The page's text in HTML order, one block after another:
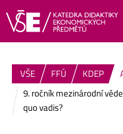
VŠE FFÚ KDEP
9. ročník mezinárodní
quo vadis?